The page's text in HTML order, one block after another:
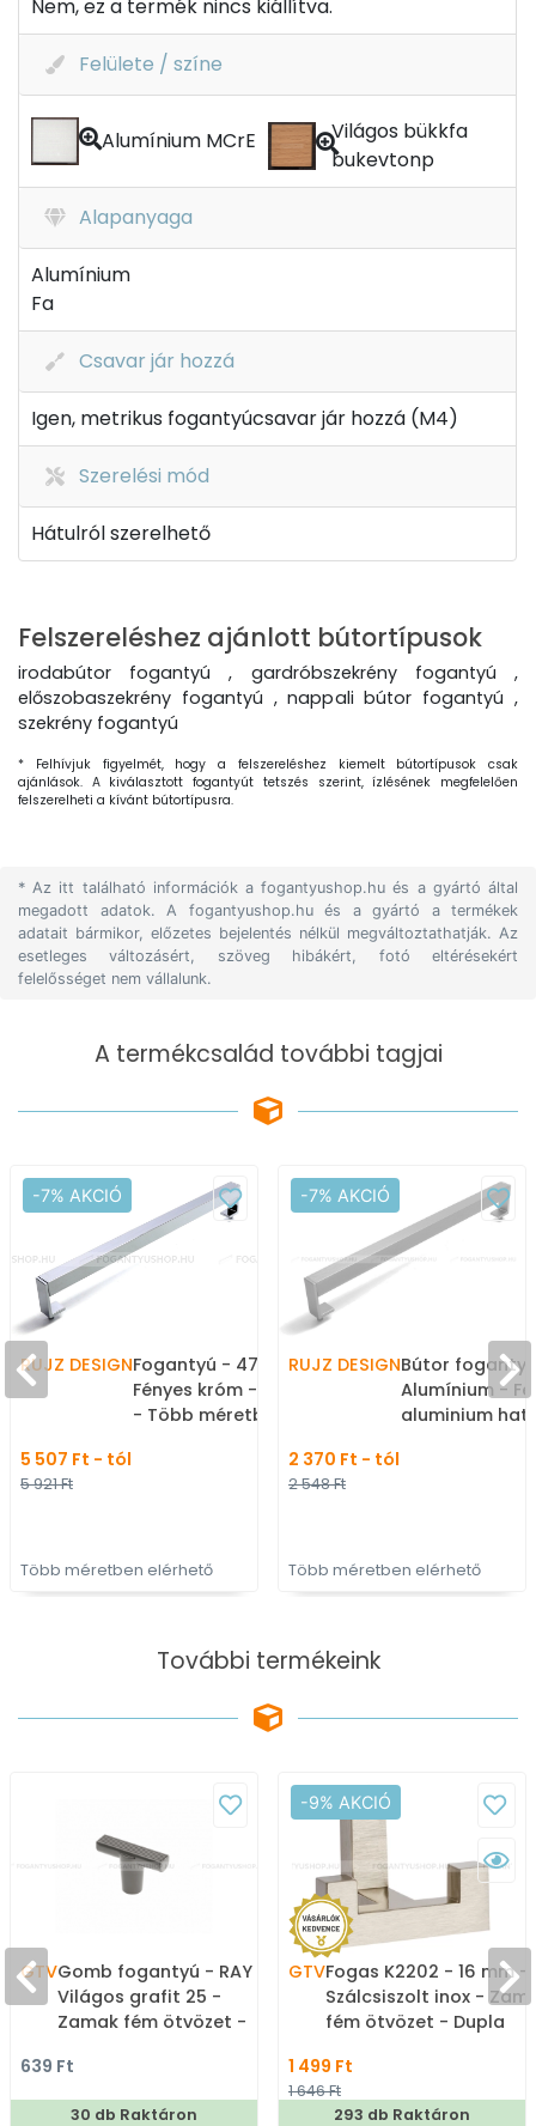
Nem, ez a termék nincs kiállítva.
Felülete / színe
Alumínium MCrE
Világos bükkfa
bukevtonp
Alapanyaga
Alumínium
Fa
Csavar jár hozzá
Igen, metrikus fogantyúcsavar jár hozzá (M4)
Szerelési mód
Hátulról szerelhető
Felszereléshez ajánlott bútortípusok
irodabútor fogantyú , gardróbszekrény fogantyú ,
előszobaszekrény fogantyú , nappali bútor fogantyú ,
szekrény fogantyú
* Felhívjuk figyelmét, hogy a felszereléshez kiemelt bútortípusok csak
ajánlások. A kiválasztott fogantyút tetszés szerint, ízlésének megfelelően
felszerelheti a kívánt bútortípusra.
* Az itt található információk a fogantyushop.hu és a gyártó által
megadott adatok. A fogantyushop.hu és a gyártó a termékek
adatait bármikor, előzetes bejelentés nélkül megváltoztathatják. Az
esetleges változásért, szöveg hibákért, fotó eltérésekért
felelősséget nem vállalunk.
A termékcsalád további tagjai
-7% AKCIÓ
RUJZ DESIGNFogantyú - 476.15 -
Fényes króm - Alumínium
- Több méretben
5 507 Ft - tól
5 921 Ft
Több méretben elérhető
-7% AKCIÓ
RUJZ DESIGNBútor
Alumínium -
aluminium
2 370 Ft - tól
2 548 Ft
Több méretben elérhető
További termékeink
GTVGomb fogantyú - RAY -
Világos grafit 25 -
Zamak fém ötvözet -
gombfogantyú,
bútorgomb
639 Ft
30 db Raktáron
-9% AKCIÓ
GTVFogas K2202 - 16 mm -
Szálcsiszolt inox -
fém ötvözet - Dupla
1 499 Ft
1 646 Ft
293 db Raktáron